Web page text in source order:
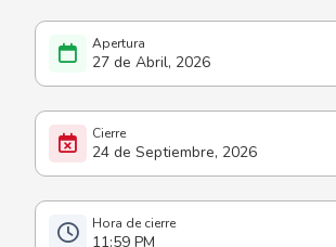
27 de Abril, 2026
24 de Septiembre, 2026
11:59 PM